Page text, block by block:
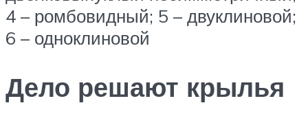
4 – ромбовидный; 5 – двуклиновой;
6 – одноклиновой
Дело решают крылья